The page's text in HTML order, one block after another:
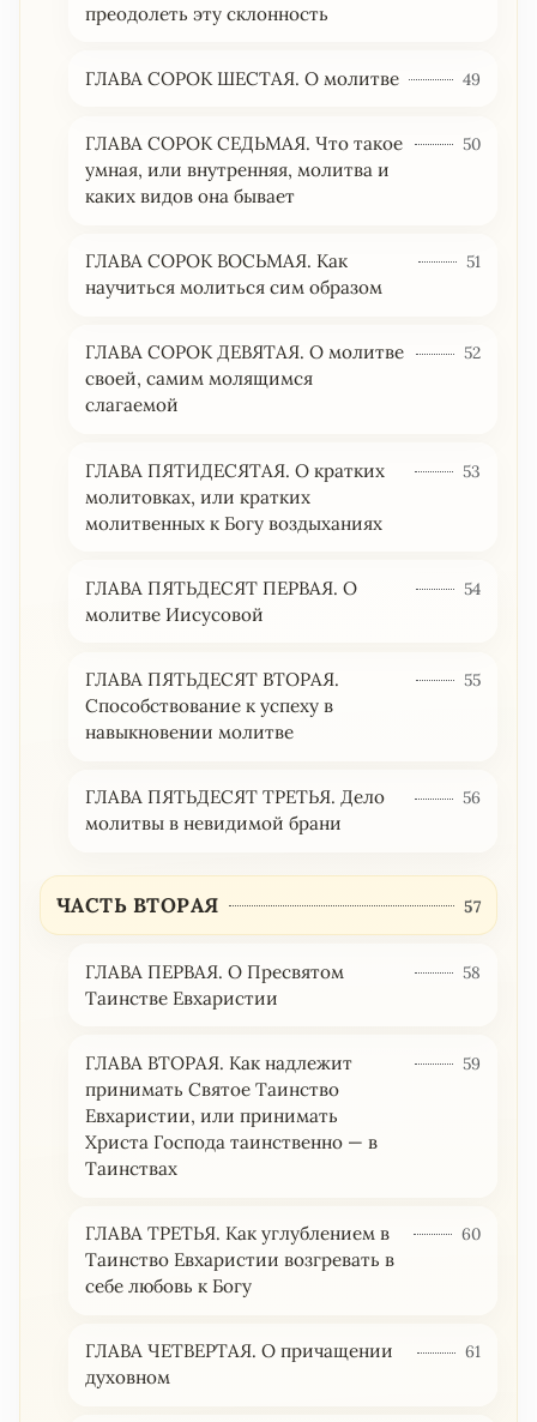
преодолеть эту склонность
ГЛАВА СОРОК ШЕСТАЯ. О молитве 49
ГЛАВА СОРОК СЕДЬМАЯ. Что такое
умная, или внутренняя, молитва и
каких видов она бывает
50
ГЛАВА СОРОК ВОСЬМАЯ. Как
научиться молиться сим образом
51
ГЛАВА СОРОК ДЕВЯТАЯ. О молитве
своей, самим молящимся
слагаемой
52
ГЛАВА ПЯТИДЕСЯТАЯ. О кратких
молитовках, или кратких
молитвенных к Богу воздыханиях
53
ГЛАВА ПЯТЬДЕСЯТ ПЕРВАЯ. О
молитве Иисусовой
54
ГЛАВА ПЯТЬДЕСЯТ ВТОРАЯ.
Способствование к успеху в
навыкновении молитве
55
ГЛАВА ПЯТЬДЕСЯТ ТРЕТЬЯ. Дело
молитвы в невидимой брани
56
ЧАСТЬ ВТОРАЯ 57
ГЛАВА ПЕРВАЯ. О Пресвятом
Таинстве Евхаристии
58
ГЛАВА ВТОРАЯ. Как надлежит
принимать Святое Таинство
Евхаристии, или принимать
Христа Господа таинственно — в
Таинствах
59
ГЛАВА ТРЕТЬЯ. Как углублением в
Таинство Евхаристии возгревать в
себе любовь к Богу
60
ГЛАВА ЧЕТВЕРТАЯ. О причащении
духовном
61